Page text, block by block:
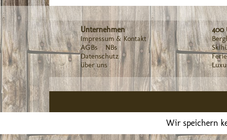
Unternehmen
Impressum & Kontakt
AGBs
NBs
Datenschutz
über uns
400
Wir speichern